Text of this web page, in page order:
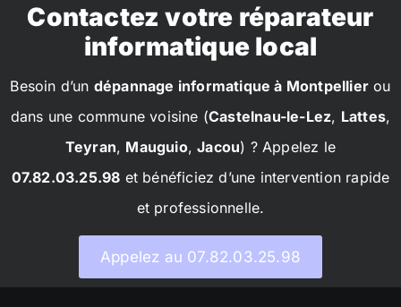
Contactez votre réparateur
informatique local
Besoin d’un dépannage informatique à Montpellier ou
dans une commune voisine (Castelnau-le-Lez, Lattes,
Teyran, Mauguio,Jacou) ? Appelez le
07.82.03.25.98 et bénéficiez d’une intervention rapide
et professionnelle.
Appelez au 07.82.03.25.98